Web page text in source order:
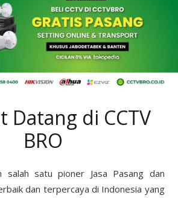
Datang di CCTV
BRO
salah satu pioner Jasa Pasang dan
dan terpercaya di Indonesia yang